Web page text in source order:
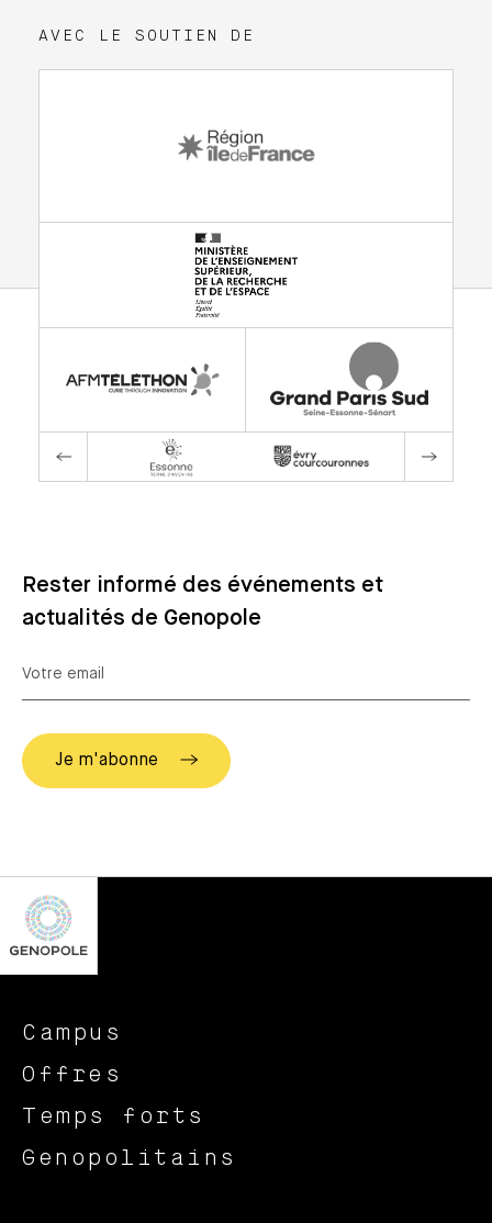
AVEC LE SOUTIEN DE
Rester informé des événements et
actualités de Genopole
Campus
Offres
Temps forts
Genopolitains